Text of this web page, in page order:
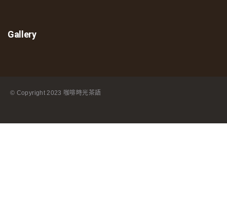
Gallery
© Copyright 2023 咖啡時光茶語